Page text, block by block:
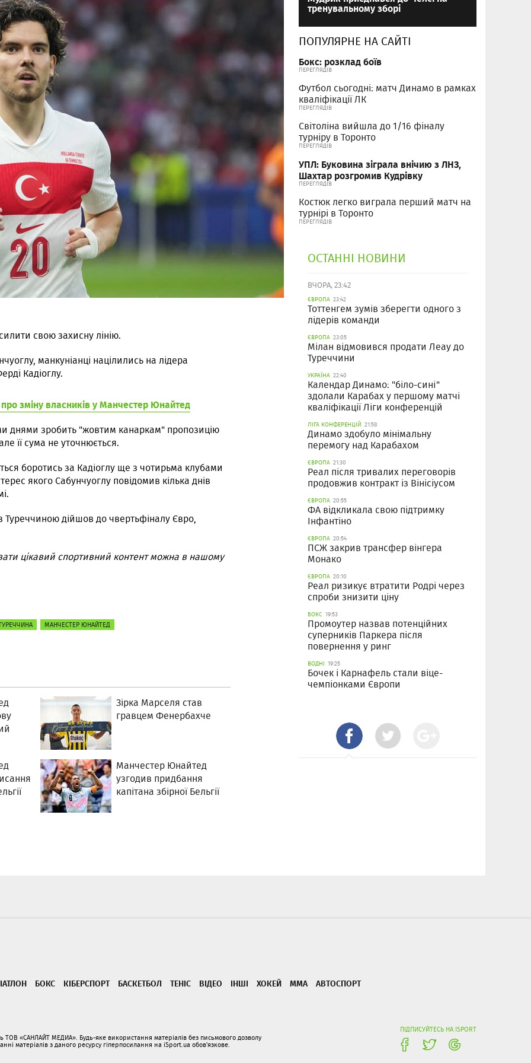
свою захисну лінію.
манкуніанці націлились на лідера
Кадіоглу.
зміну власників у Манчестер Юнайтед
днями зробить "жовтим канаркам" пропозицію
її сума не уточнюється.
боротись за Кадіоглу ще з чотирьма клубами
якого Сабунчуоглу повідомив кілька днів
Туреччиною дійшов до чвертьфіналу Євро,
цікавий спортивний контент можна в нашому
МАНЧЕСТЕР ЮНАЙТЕД
Зірка Марселя став
гравцем Фенербахче
Манчестер Юнайтед
узгодив придбання
капітана збірної Бельгії
тренувальному зборі
ПОПУЛЯРНЕ НА САЙТІ
Бокс: розклад боїв
ПЕРЕГЛЯДІВ
Футбол сьогодні: матч Динамо в рамках
кваліфікації ЛК
ПЕРЕГЛЯДІВ
Світоліна вийшла до 1/16 фіналу
турніру в Торонто
ПЕРЕГЛЯДІВ
УПЛ: Буковина зіграла внічию з ЛНЗ,
Шахтар розгромив Кудрівку
ПЕРЕГЛЯДІВ
Костюк легко виграла перший матч на
турнірі в Торонто
ПЕРЕГЛЯДІВ
ОСТАННІ НОВИНИ
ВЧОРА, 23:42
ЄВРОПА 23:42
Тоттенгем зумів зберегти одного з
лідерів команди
ЄВРОПА 23:05
Мілан відмовився продати Леау до
Туреччини
УКРАЇНА 22:40
Календар Динамо: "біло-сині"
здолали Карабах у першому матчі
кваліфікації Ліги конференцій
ЛІГА КОНФЕРЕНЦІЙ 21:58
Динамо здобуло мінімальну
перемогу над Карабахом
ЄВРОПА 21:30
Реал після тривалих переговорів
продовжив контракт із Вінісіусом
ЄВРОПА 20:55
ФА відкликала свою підтримку
Інфантіно
ЄВРОПА 20:54
ПСЖ закрив трансфер вінгера
Монако
ЄВРОПА 20:10
Реал ризикує втратити Родрі через
спроби знизити ціну
БОКС 19:53
Промоутер назвав потенційних
суперників Паркера після
повернення у ринг
ВОДНІ 19:25
Бочек і Карнафель стали віце-
чемпіонками Європи
БОКС КІБЕРСПОРТ БАСКЕТБОЛ ТЕНІС ВІДЕО ІНШІ ХОКЕЙ ММА АВТОСПОРТ
ПІДПИСУЙТЕСЬ НА ISPORT
ТОВ «САНЛАЙТ МЕДИА». Будь-яке використання матеріалів без письмового дозволу
матеріалів з даного ресурсу гіперпосилання на iSport.ua обов'язкове.